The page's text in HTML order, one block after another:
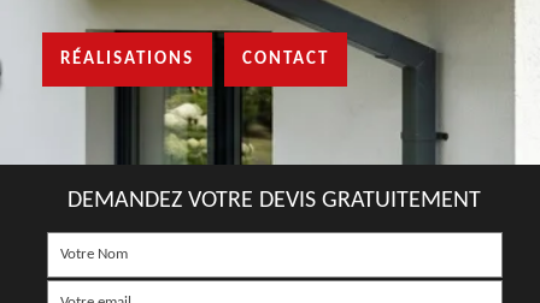
RÉALISATIONS CONTACT
DEMANDEZ VOTRE DEVIS GRATUITEMENT